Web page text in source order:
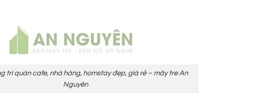
trí quán cafe, nhà hàng, homstay đẹp, giá rẻ – mây tre An
Nguyên